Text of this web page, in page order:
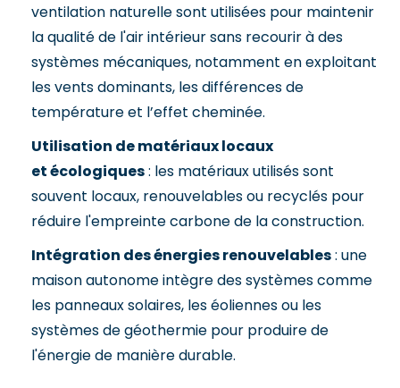
ventilation naturelle sont utilisées pour maintenir
la qualité de l'air intérieur sans recourir à des
systèmes mécaniques, notamment en exploitant
les vents dominants, les différences de
température et l’effet cheminée.
Utilisation de matériaux locaux
et écologiques: les matériaux utilisés sont
souvent locaux, renouvelables ou recyclés pour
réduire l'empreinte carbone de la construction.
Intégration des énergies renouvelables: une
maison autonome intègre des systèmes comme
les panneaux solaires, les éoliennes ou les
systèmes de géothermie pour produire de
l'énergie de manière durable.